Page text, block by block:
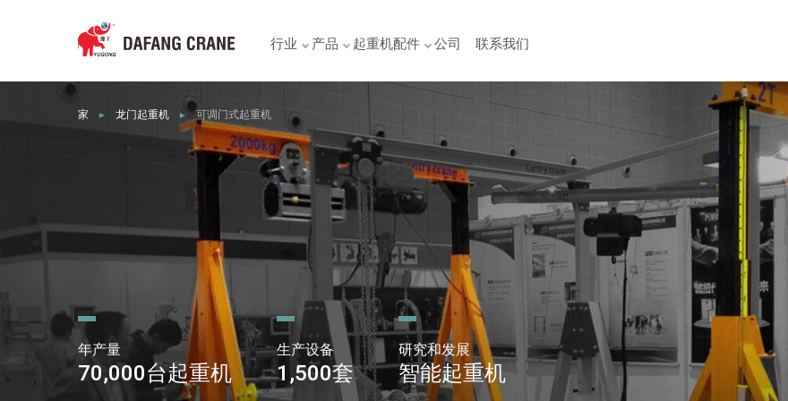
行业 产品 起重机配件 公司 联系我们
家 ► 龙门起重机 ► 可调门式起重机
年产量
70,000台起重机
生产设备
1,500套
研究和发展
智能起重机